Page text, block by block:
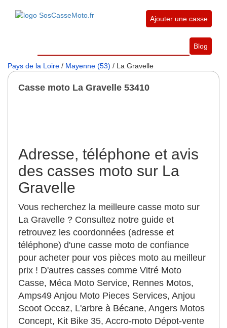
Ajouter une casse
Blog
Pays de la Loire / Mayenne (53) / La Gravelle
Casse moto La Gravelle 53410
Adresse, téléphone et avis
des casses moto sur La
Gravelle
Vous recherchez la meilleure casse moto sur
La Gravelle ? Consultez notre guide et
retrouvez les coordonnées (adresse et
téléphone) d'une casse moto de confiance
pour acheter pour vos pièces moto au meilleur
prix ! D'autres casses comme Vitré Moto
Casse, Méca Moto Service, Rennes Motos,
Amps49 Anjou Moto Pieces Services, Anjou
Scoot Occaz, L'arbre à Bécane, Angers Motos
Concept, Kit Bike 35, Accro-moto Dépot-vente